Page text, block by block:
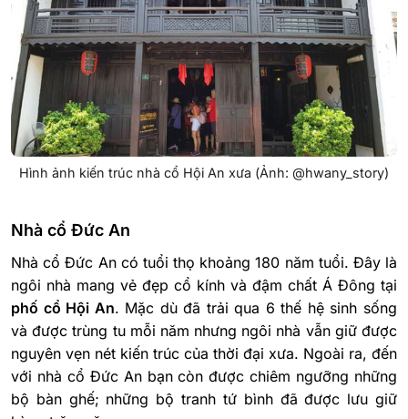
Hình ảnh kiến trúc nhà cổ Hội An xưa (Ảnh: @hwany_story)
Nhà cổ Đức An
Nhà cổ Đức An có tuổi thọ khoảng 180 năm tuổi. Đây là
ngôi nhà mang vẻ đẹp cổ kính và đậm chất Á Đông tại
phố cổ Hội An. Mặc dù đã trải qua 6 thế hệ sinh sống
và được trùng tu mỗi năm nhưng ngôi nhà vẫn giữ được
nguyên vẹn nét kiến trúc của thời đại xưa. Ngoài ra, đến
với nhà cổ Đức An bạn còn được chiêm ngưỡng những
bộ bàn ghế; những bộ tranh tứ bình đã được lưu giữ